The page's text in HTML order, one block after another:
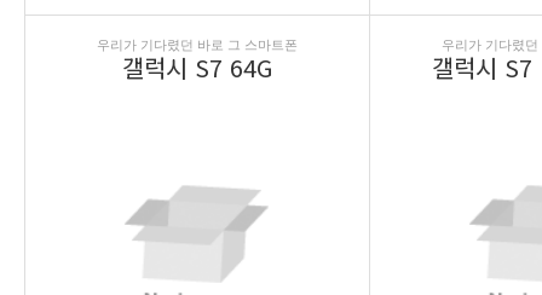
우리가 기다렸던 바로 그 스마트폰
갤럭시 S7 64G
우리가 기다렸
갤럭시 S7